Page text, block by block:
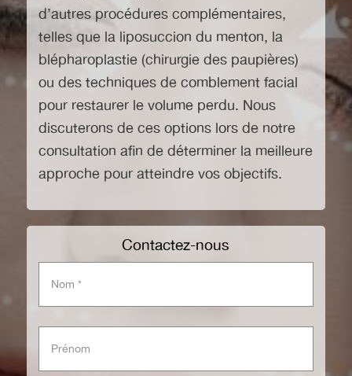
d’autres procédures complémentaires,
telles que la liposuccion du menton, la
blépharoplastie (chirurgie des paupières)
ou des techniques de comblement facial
pour restaurer le volume perdu. Nous
discuterons de ces options lors de notre
consultation afin de déterminer la meilleure
approche pour atteindre vos objectifs.
Contactez-nous